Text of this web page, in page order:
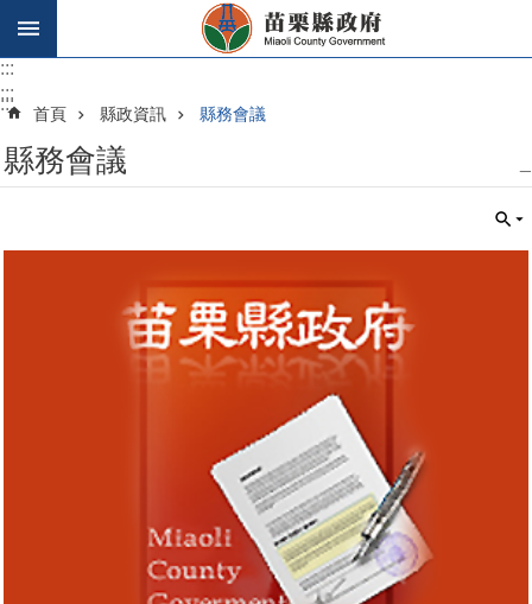
跳到主要內容區塊
:::
:::
::: 首頁 縣政資訊 縣務會議
縣務會議